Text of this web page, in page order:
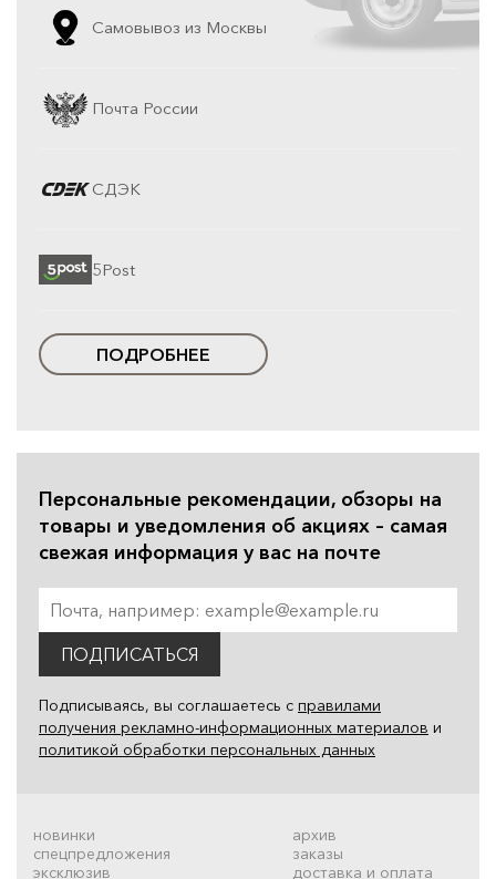
Самовывоз из Москвы
Почта России
СДЭК
5Post
ПОДРОБНЕЕ
Персональные рекомендации, обзоры на
товары и уведомления об акциях – самая
свежая информация у вас на почте
ПОДПИСАТЬСЯ
Подписываясь, вы соглашаетесь с правилами
получения рекламно-информационных материалов и
политикой обработки персональных данных
новинки
спецпредложения
эксклюзив
архив
заказы
доставка и оплата